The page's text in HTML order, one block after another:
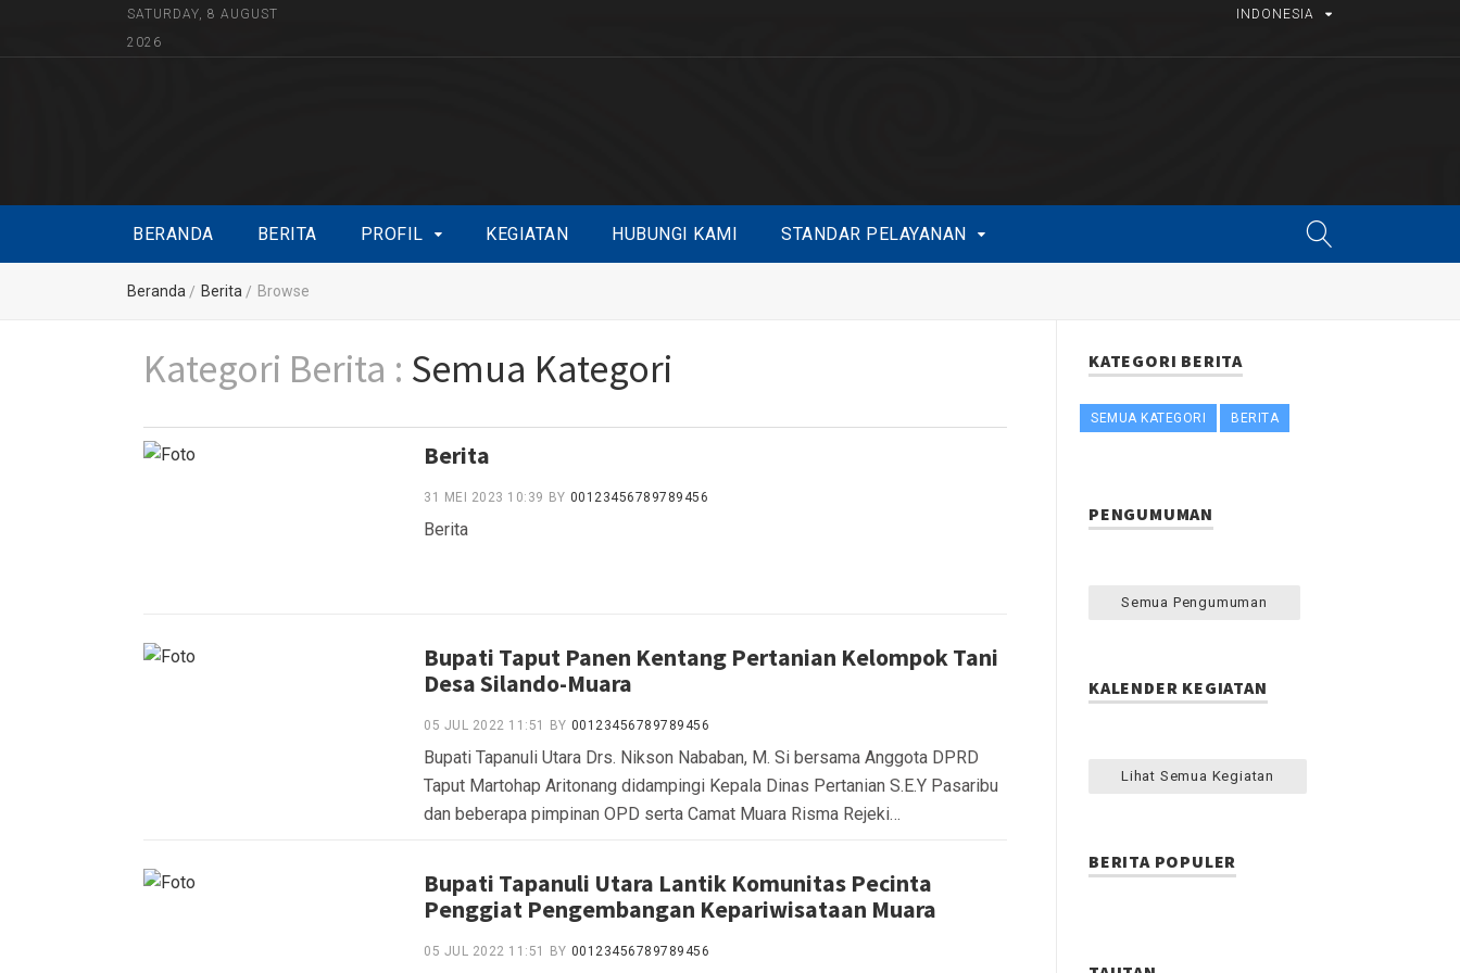
SATURDAY, 8 AUGUST
2026
INDONESIA
BERANDA BERITA PROFIL KEGIATAN HUBUNGI KAMI STANDAR PELAYANAN
Beranda Berita Browse
Kategori Berita : Semua Kategori
Berita
31 MEI 2023 10:39 BY 00123456789789456
Berita
Bupati Taput Panen Kentang Pertanian Kelompok Tani
Desa Silando-Muara
05 JUL 2022 11:51 BY 00123456789789456
Bupati Tapanuli Utara Drs. Nikson Nababan, M. Si bersama Anggota DPRD
Taput Martohap Aritonang didampingi Kepala Dinas Pertanian S.E.Y Pasaribu
dan beberapa pimpinan OPD serta Camat Muara Risma Rejeki…
Bupati Tapanuli Utara Lantik Komunitas Pecinta
Penggiat Pengembangan Kepariwisataan Muara
05 JUL 2022 11:51 BY 00123456789789456
KATEGORI BERITA
SEMUA KATEGORI BERITA
PENGUMUMAN
Semua Pengumuman
KALENDER KEGIATAN
Lihat Semua Kegiatan
BERITA POPULER